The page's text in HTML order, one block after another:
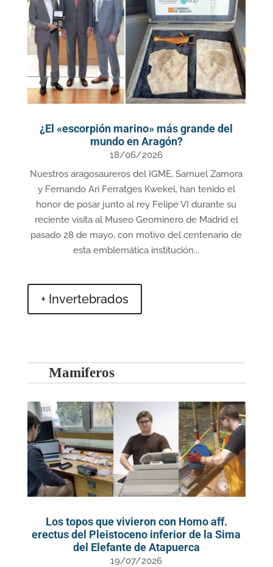
¿El «escorpión marino» más grande del
mundo en Aragón?
18/06/2026
Nuestros aragosaureros del IGME, Samuel Zamora
y Fernando Ari Ferratges Kwekel, han tenido el
honor de posar junto al rey Felipe VI durante su
reciente visita al Museo Geominero de Madrid el
pasado 28 de mayo, con motivo del centenario de
esta emblemática institución...
+ Invertebrados
Mamiferos
Los topos que vivieron con Homo aff.
erectus del Pleistoceno inferior de la Sima
del Elefante de Atapuerca
19/07/2026